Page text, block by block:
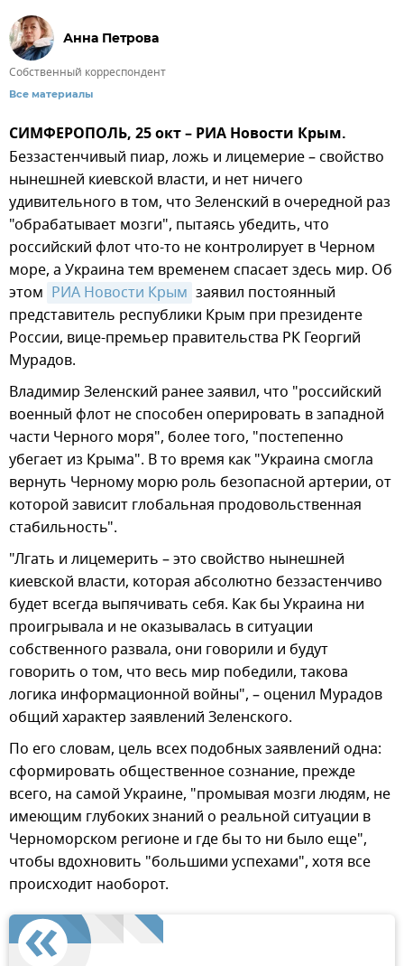
Анна Петрова
Собственный корреспондент
Все материалы
СИМФЕРОПОЛЬ, 25 окт – РИА Новости Крым.
Беззастенчивый пиар, ложь и лицемерие – свойство
нынешней киевской власти, и нет ничего
удивительного в том, что Зеленский в очередной раз
"обрабатывает мозги", пытаясь убедить, что
российский флот что-то не контролирует в Черном
море, а Украина тем временем спасает здесь мир. Об
этом РИА Новости Крым заявил постоянный
представитель республики Крым при президенте
России, вице-премьер правительства РК Георгий
Мурадов.
Владимир Зеленский ранее заявил, что "российский
военный флот не способен оперировать в западной
части Черного моря", более того, "постепенно
убегает из Крыма". В то время как "Украина смогла
вернуть Черному морю роль безопасной артерии, от
которой зависит глобальная продовольственная
стабильность".
"Лгать и лицемерить – это свойство нынешней
киевской власти, которая абсолютно беззастенчиво
будет всегда выпячивать себя. Как бы Украина ни
проигрывала и не оказывалась в ситуации
собственного развала, они говорили и будут
говорить о том, что весь мир победили, такова
логика информационной войны", – оценил Мурадов
общий характер заявлений Зеленского.
По его словам, цель всех подобных заявлений одна:
сформировать общественное сознание, прежде
всего, на самой Украине, "промывая мозги людям, не
имеющим глубоких знаний о реальной ситуации в
Черноморском регионе и где бы то ни было еще",
чтобы вдохновить "большими успехами", хотя все
происходит наоборот.